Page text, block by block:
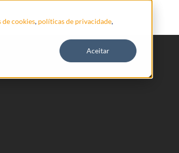
de cookies, políticas de privacidade,
Aceitar